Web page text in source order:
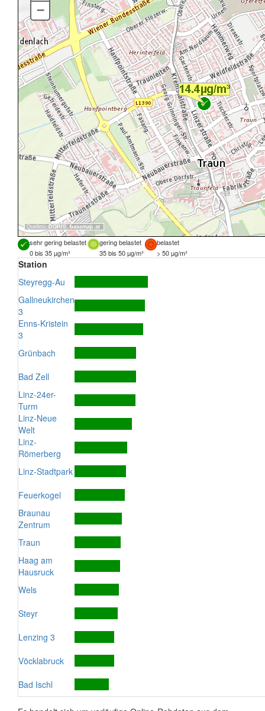
Quellen: DORIS, basemap.at
–
sehr gering belastet gering belastet
belastet
0 bis 35 µg/m³
35 bis 50 µg/m³ > 50 µg/m³
Station
Steyregg-Au
Gallneukirchen
3
Enns-Kristein
3
Grünbach
Bad Zell
Linz-24er-
Turm
Linz-Neue
Welt
Linz-
Römerberg
Linz-Stadtpark
Feuerkogel
Braunau
Zentrum
Traun
Haag am
Hausruck
Wels
Steyr
Lenzing 3
Vöcklabruck
Bad Ischl